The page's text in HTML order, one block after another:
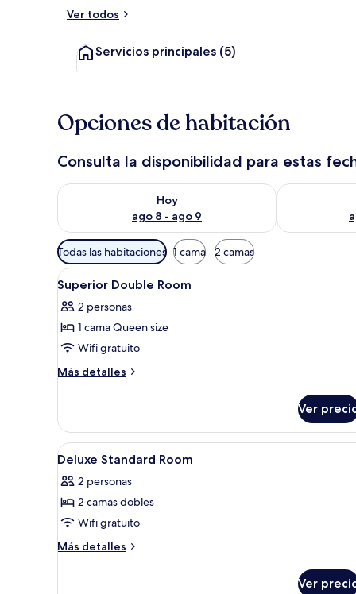
Ver todos
Servicios principales (5)
Opciones de habitación
Consulta la disponibilidad para estas
Hoy
ago 8 - ago 9
Consulta la disponibilidad para hoy ago 8 - ago 9
Consulta la
Filtros
disponibles
para
habitaciones
Todas las habitaciones 1 cama 2 camas
Abrir
todas
las
fotos
de
Superior
Una habitación de hotel con
4
Superior Double Room
2 personas
1 cama Queen size
Wifi gratuito
Más detalles
Más
Double
Room
Ver
Abrir
todas
las
fotos
de
Deluxe
Habitación de hotel con dos
4
Deluxe Standard Room
2 personas
2 camas dobles
Wifi gratuito
Más detalles
Más
Ver